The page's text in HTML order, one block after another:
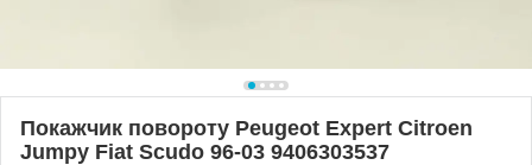
Покажчик повороту Peugeot Expert Citroen
Jumpy Fiat Scudo 96-03 9406303537